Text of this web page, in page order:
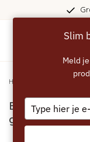
Home
ECCELLENTE
geschikt voor
Slim
Meld
Type
your
email